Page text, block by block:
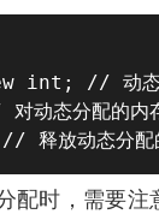
int; // 动态分
态分配的内
配时，需要注